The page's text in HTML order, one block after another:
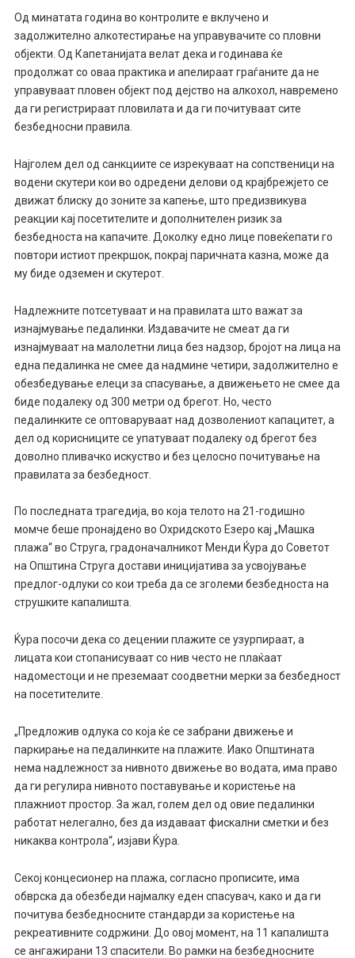
Од минатата година во контролите е вклучено и
задолжително алкотестирање на управувачите со пловни
објекти. Од Капетанијата велат дека и годинава ќе
продолжат со оваа практика и апелираат граѓаните да не
управуваат пловен објект под дејство на алкохол, навремено
да ги регистрираат пловилата и да ги почитуваат сите
безбедносни правила.
Најголем дел од санкциите се изрекуваат на сопственици на
водени скутери кои во одредени делови од крајбрежјето се
движат блиску до зоните за капење, што предизвикува
реакции кај посетителите и дополнителен ризик за
безбедноста на капачите. Доколку едно лице повеќепати го
повтори истиот прекршок, покрај паричната казна, може да
му биде одземен и скутерот.
Надлежните потсетуваат и на правилата што важат за
изнајмување педалинки. Издавачите не смеат да ги
изнајмуваат на малолетни лица без надзор, бројот на лица на
една педалинка не смее да надмине четири, задолжително е
обезбедување елеци за спасување, а движењето не смее да
биде подалеку од 300 метри од брегот. Но, често
педалинките се оптоваруваат над дозволениот капацитет, а
дел од корисниците се упатуваат подалеку од брегот без
доволно пливачко искуство и без целосно почитување на
правилата за безбедност.
По последната трагедија, во која телото на 21-годишно
момче беше пронајдено во Охридското Езеро кај „Машка
плажа“ во Струга, градоначалникот Менди Ќура до Советот
на Општина Струга достави иницијатива за усвојување
предлог-одлуки со кои треба да се зголеми безбедноста на
струшките капалишта.
Ќура посочи дека со децении плажите се узурпираат, а
лицата кои стопанисуваат со нив често не плаќаат
надоместоци и не преземаат соодветни мерки за безбедност
на посетителите.
„Предложив одлука со која ќе се забрани движење и
паркирање на педалинките на плажите. Иако Општината
нема надлежност за нивното движење во водата, има право
да ги регулира нивното поставување и користење на
плажниот простор. За жал, голем дел од овие педалинки
работат нелегално, без да издаваат фискални сметки и без
никаква контрола“, изјави Ќура.
Секој концесионер на плажа, согласно прописите, има
обврска да обезбеди најмалку еден спасувач, како и да ги
почитува безбедносните стандарди за користење на
рекреативните содржини. До овој момент, на 11 капалишта
се ангажирани 13 спасители. Во рамки на безбедносните